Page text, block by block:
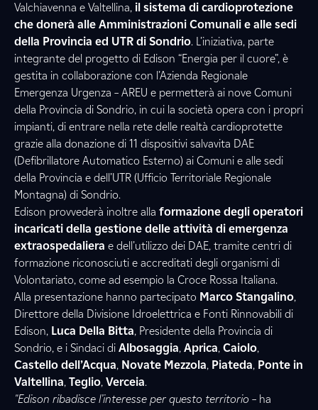
Valchiavenna e Valtellina, il sistema di cardioprotezione
che donerà alle Amministrazioni Comunali e alle sedi
della Provincia ed UTR di Sondrio. L’iniziativa, parte
integrante del progetto di Edison “Energia per il cuore”, è
gestita in collaborazione con l’Azienda Regionale
Emergenza Urgenza – AREU e permetterà ai nove Comuni
della Provincia di Sondrio, in cui la società opera con i propri
impianti, di entrare nella rete delle realtà cardioprotette
grazie alla donazione di 11 dispositivi salvavita DAE
(Defibrillatore Automatico Esterno) ai Comuni e alle sedi
della Provincia e dell’UTR (Ufficio Territoriale Regionale
Montagna) di Sondrio.
Edison provvederà inoltre alla formazione degli operatori
incaricati della gestione delle attività di emergenza
extraospedaliera e dell’utilizzo dei DAE, tramite centri di
formazione riconosciuti e accreditati degli organismi di
Volontariato, come ad esempio la Croce Rossa Italiana.
Alla presentazione hanno partecipato Marco Stangalino,
Direttore della Divisione Idroelettrica e Fonti Rinnovabili di
Edison, Luca Della Bitta, Presidente della Provincia di
Sondrio, e i Sindaci di Albosaggia, Aprica, Caiolo,
Castello dell’Acqua, Novate Mezzola, Piateda, Ponte in
Valtellina, Teglio, Verceia.
"Edison ribadisce l’interesse per questo territorio – ha